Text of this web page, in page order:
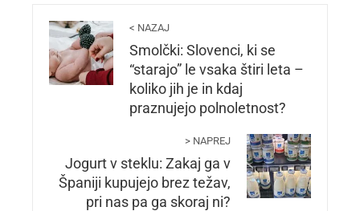
< NAZAJ
Smolčki: Slovenci, ki se
“starajo” le vsaka štiri leta –
koliko jih je in kdaj
praznujejo polnoletnost?
> NAPREJ
Jogurt v steklu: Zakaj ga v
Španiji kupujejo brez težav,
pri nas pa ga skoraj ni?